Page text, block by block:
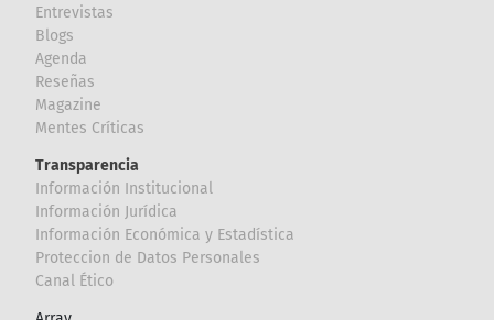
Entrevistas
Blogs
Agenda
Reseñas
Magazine
Mentes Críticas
Transparencia
Información Institucional
Información Jurídica
Información Económica y Estadística
Proteccion de Datos Personales
Canal Ético